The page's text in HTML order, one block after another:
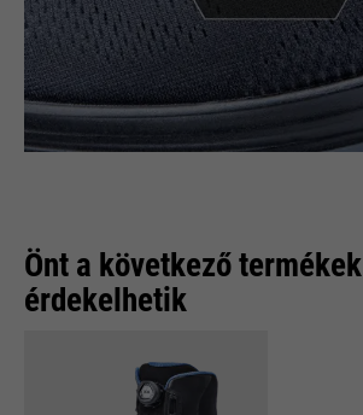
Önt a következő termékek
érdekelhetik